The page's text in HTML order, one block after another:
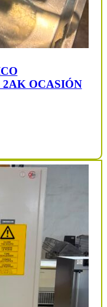
OCASIÓN